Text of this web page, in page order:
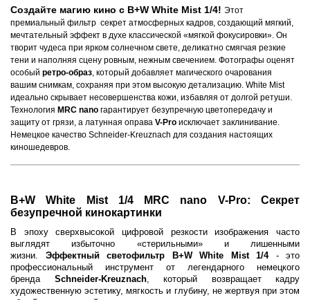
Создайте магию кино с B+W White Mist 1/4! Этот
премиальный фильтр секрет атмосферных кадров, создающий мягкий,
мечтательный эффект в духе классической «мягкой фокусировки». Он
творит чудеса при ярком солнечном свете, деликатно смягчая резкие
тени и наполняя сцену ровным, нежным свечением. Фотографы оценят
особый ретро-образ, который добавляет магического очарования
вашим снимкам, сохраняя при этом высокую детализацию. White Mist
идеально скрывает несовершенства кожи, избавляя от долгой ретуши.
Технология MRC nano гарантирует безупречную цветопередачу и
защиту от грязи, а латунная оправа V-Pro исключает заклинивание.
Немецкое качество Schneider-Kreuznach для создания настоящих
киношедевров.
B+W White Mist 1/4 MRC nano V-Pro: Секрет
безупречной кинокартинки
В эпоху сверхвысокой цифровой резкости изображения часто
выглядят избыточно «стерильными» и лишенными
жизни. Эффектный светофильтр B+W White Mist 1/4- это
профессиональный инструмент от легендарного немецкого
бренда Schneider-Kreuznach, который возвращает кадру
художественную эстетику, мягкость и глубину, не жертвуя при этом